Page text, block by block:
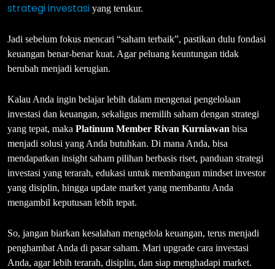
strategi investasi yang terukur.
Jadi sebelum fokus mencari “saham terbaik”, pastikan dulu fondasi
keuangan benar-benar kuat. Agar peluang keuntungan tidak
berubah menjadi kerugian.
Kalau Anda ingin belajar lebih dalam mengenai pengelolaan
investasi dan keuangan, sekaligus memilih saham dengan strategi
yang tepat, maka Platinum Member Rivan Kurniawan bisa
menjadi solusi yang Anda butuhkan. Di mana Anda, bisa
mendapatkan insight saham pilihan berbasis riset, panduan strategi
investasi yang terarah, edukasi untuk membangun mindset investor
yang disiplin, hingga update market yang membantu Anda
mengambil keputusan lebih tepat.
So, jangan biarkan kesalahan mengelola keuangan, terus menjadi
penghambat Anda di pasar saham. Mari upgrade cara investasi
Anda, agar lebih terarah, disiplin, dan siap menghadapi market.